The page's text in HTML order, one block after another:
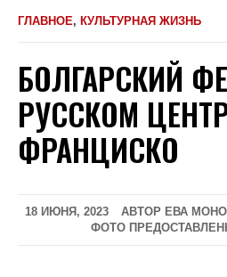
ГЛАВНОЕ, КУЛЬТУРНАЯ ЖИЗНЬ
БОЛГАРСКИЙ
РУССКОМ
ФРАНЦИСКО
18 ИЮНЯ, 2023
АВТОР ЕВА
ФОТО